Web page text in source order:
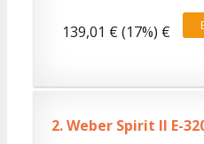
139,01 € (17%) €
2.Weber Spirit II E-